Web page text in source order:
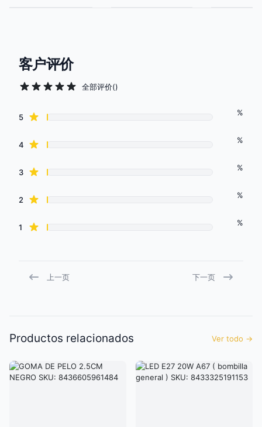
客户评价
全部评价()
Review data
5star reviews %
4 star reviews %
3star reviews %
2 star reviews %
1 star reviews %
上一页 下一页
Productos relacionados Ver todo →